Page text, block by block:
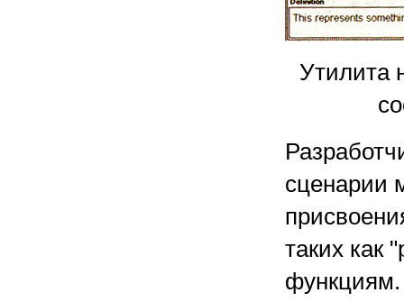
Утилита
сценарии
таких как
функциям.